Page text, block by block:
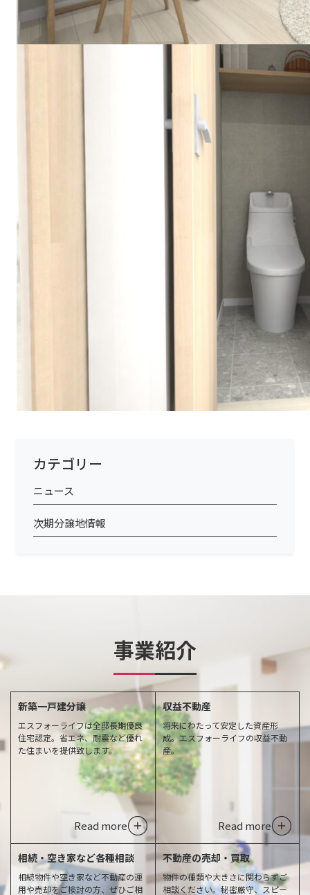
カテゴリー
ニュース
次期分譲地情報
事業紹介
新築一戸建分譲
エスフォーライフは全邸長期優良
住宅認定。省エネ、耐震など優れ
た住まいを提供致します。
Read more
収益不動産
将来にわたって安定した資産形
成。エスフォーライフの収益不動
産。
Read more
相続・空き家など各種相談
相続物件や空き家など不動産の運
用や売却をご検討の方、ぜひご相
不動産の売却・買取
物件の種類や大きさに関わらずご
相談ください。秘密厳守、スピー